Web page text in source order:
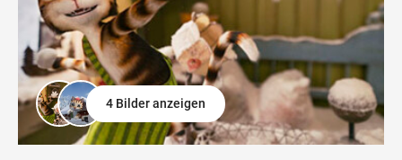
4 Bilder anzeigen